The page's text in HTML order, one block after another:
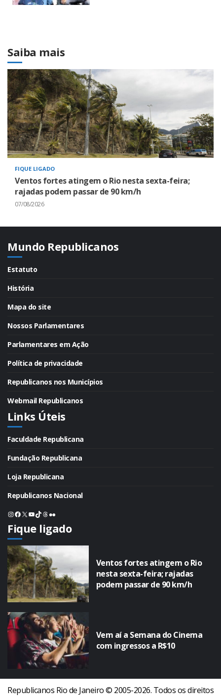
Saiba mais
FIQUE LIGADO
Ventos fortes atingem o Rio nesta sexta-feira;
rajadas podem passar de 90 km/h
07/08/2026
Mundo Republicanos
Estatuto
História
Mapa do site
Nossos Parlamentares
Parlamentares em Ação
Política de privacidade
Republicanos nos Municípios
Webmail Republicanos
Links Úteis
Faculdade Republicana
Fundação Republicana
Loja Republicana
Republicanos Nacional
Instagram
Facebook
X Youtube
TikTok
Threads
Flickr
Fique ligado
Ventos fortes atingem o Rio
nesta sexta-feira; rajadas
podem passar de 90 km/h
Vem aí a Semana do Cinema
com ingressos a R$10
Republicanos Rio de Janeiro © 2005-2026. Todos os direitos